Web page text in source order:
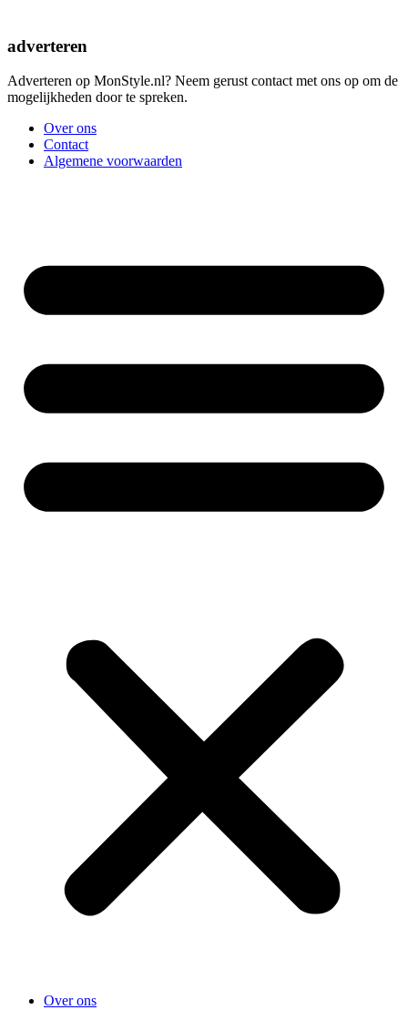
adverteren
Adverteren op MonStyle.nl? Neem gerust contact met ons op om de
mogelijkheden door te spreken.
Over ons
Contact
Algemene voorwaarden
Over ons